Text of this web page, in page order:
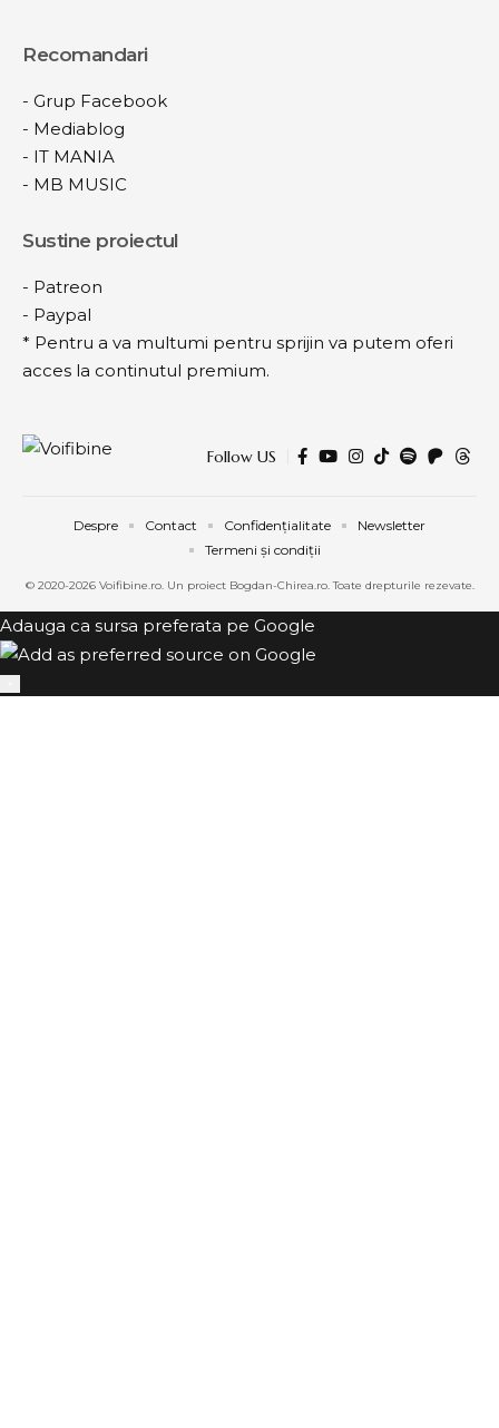
Recomandari
- Grup Facebook
- Mediablog
- IT MANIA
- MB MUSIC
Sustine proiectul
- Patreon
- Paypal
* Pentru a va multumi pentru sprijin va putem oferi
acces la continutul premium.
Follow US
© 2020-2026 Voifibine.ro. Un proiect Bogdan-Chirea.ro. Toate drepturile rezevate.
Despre Contact Confidențialitate
Newsletter
Termeni și condiții
Adauga ca sursa preferata pe Google